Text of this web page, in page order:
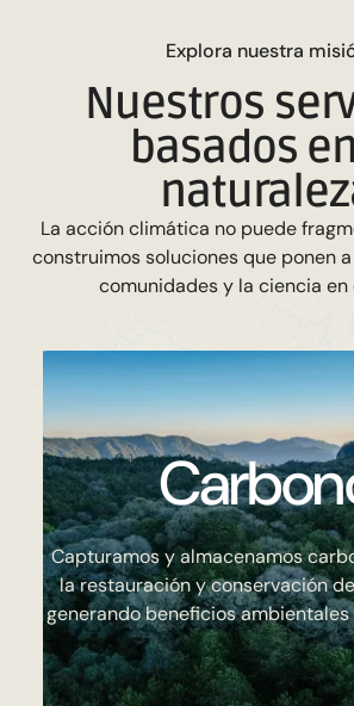
Explora nuestra misi
Nuestros
basados
La acción climática no puede
construimos soluciones que ponen
comunidades y la ciencia en
Capturamos y almacenamos
la restauración y conservación
generando beneficios